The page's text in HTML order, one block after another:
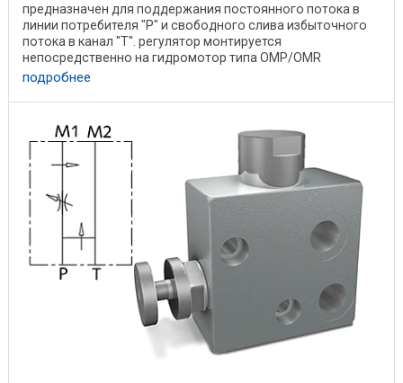
предназначен для поддержания постоянного потока в
линии потребителя "P" и свободного слива избыточного
потока в канал "T". регулятор монтируется
непосредственно на гидромотор типа OMP/OMR
Материал корпуса: ...
подробнее